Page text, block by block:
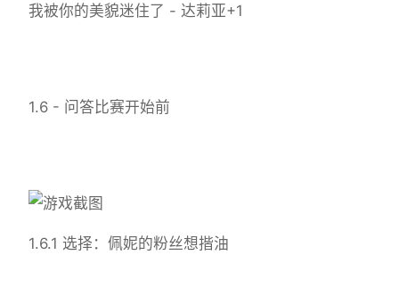
我被你的美貌迷住了 - 达莉亚+1
1.6 - 问答比赛开始前
1.6.1 选择：佩妮的粉丝想揩油